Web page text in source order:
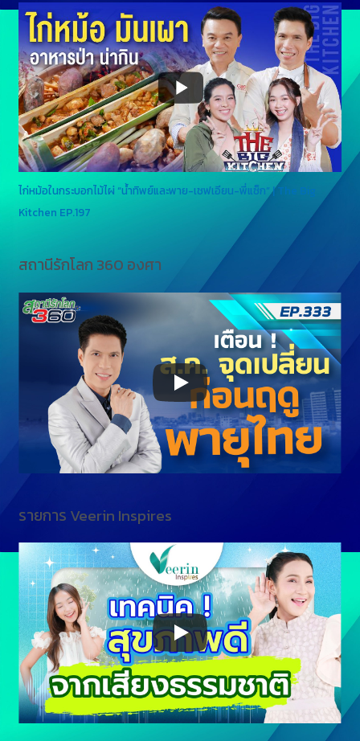
ไก่หม้อในกระบอกไม้ไผ่ “น้ำทิพย์และพาย-เชฟเอียน-พี่แซ็ก” | The Big
Kitchen EP.197
สถานีรักโลก 360 องศา
รายการ Veerin Inspires